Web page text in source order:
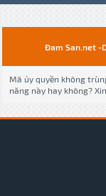
Đam San.net -
Mã ủy quyền không
năng này hay không?